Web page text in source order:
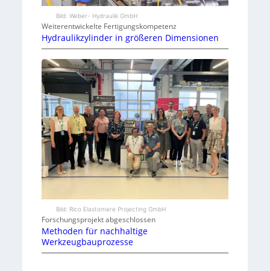
Bild: Weber- Hydraulik GmbH
Weiterentwickelte Fertigungskompetenz
Hydraulikzylinder in größeren Dimensionen
Bild: Rico Elastomere Projecting GmbH
Forschungsprojekt abgeschlossen
Methoden für nachhaltige
Werkzeugbauprozesse